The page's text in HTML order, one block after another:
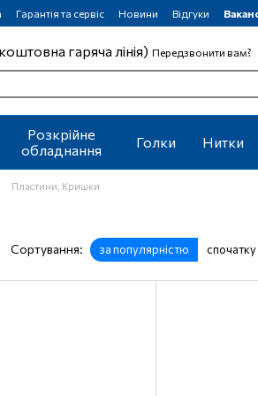
Гарантія та сервіс Новини Відгуки
гаряча лінія) Передзвонити вам?
Розкрійне
обладнання
Голки Нитки
Пластини, Кришки
Сортування: за популярністю